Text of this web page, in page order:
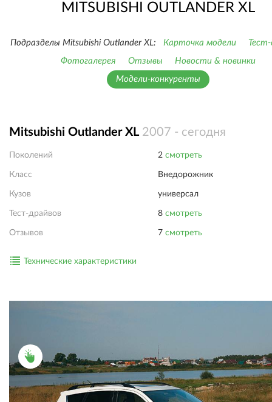
MITSUBISHI OUTLANDER XL
Подразделы Mitsubishi Outlander XL: Карточка модели
Фотогалерея
Отзывы
Новости & новинки
Модели-конкуренты
Mitsubishi Outlander XL 2007 - сегодня
Поколений 2 смотреть
Класс Внедорожник
Кузов универсал
Тест-драйвов 8 смотреть
Отзывов 7 смотреть
Технические характеристики
ПОДРОБНОСТИ